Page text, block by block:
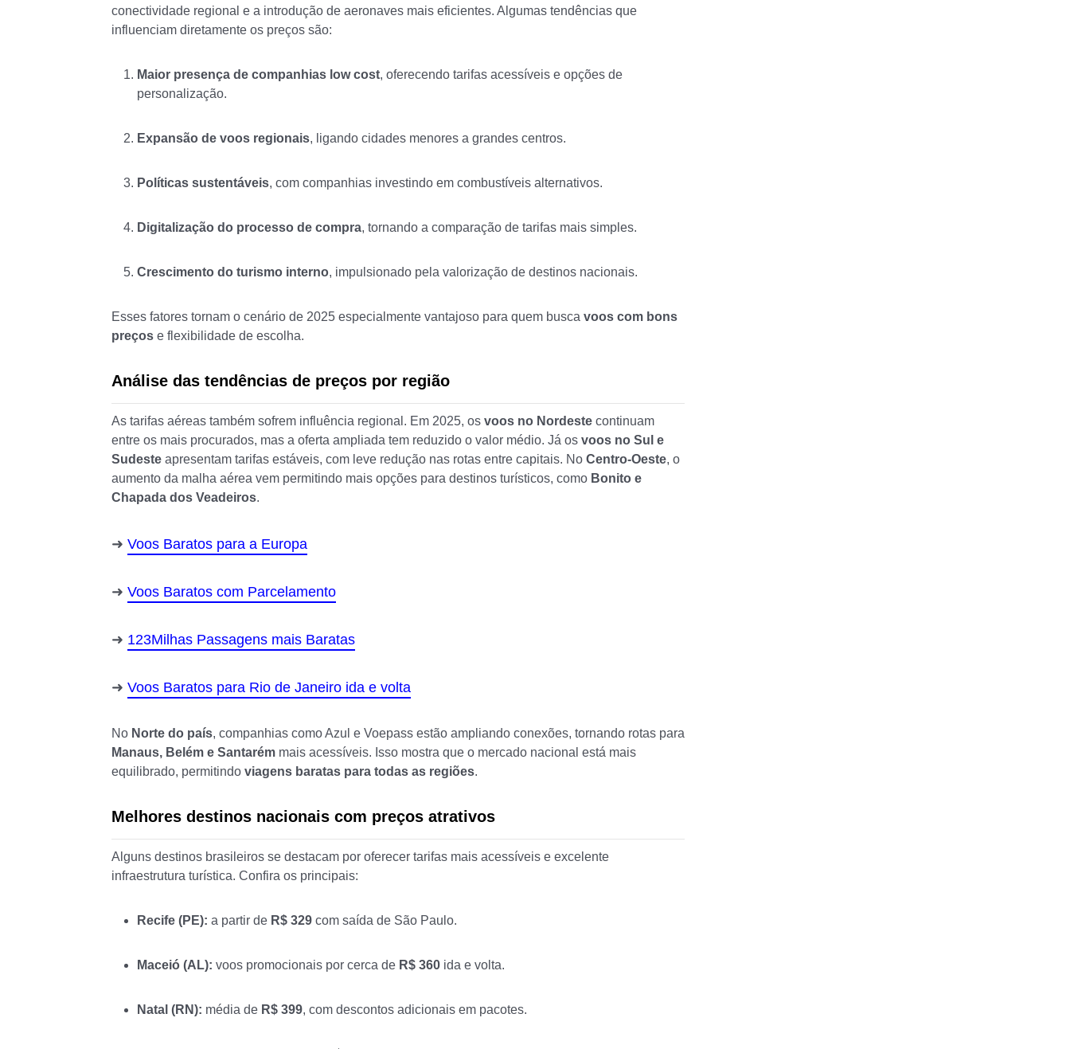
conectividade regional e a introdução de aeronaves mais eficientes. Algumas tendências que
influenciam diretamente os preços são:
Maior presença de companhias low cost, oferecendo tarifas acessíveis e opções de
personalização.
Expansão de voos regionais, ligando cidades menores a grandes centros.
Políticas sustentáveis, com companhias investindo em combustíveis alternativos.
Digitalização do processo de compra, tornando a comparação de tarifas mais simples.
Crescimento do turismo interno, impulsionado pela valorização de destinos nacionais.
Esses fatores tornam o cenário de 2025 especialmente vantajoso para quem busca voos com bons
preços e flexibilidade de escolha.
Análise das tendências de preços por região
As tarifas aéreas também sofrem influência regional. Em 2025, os voos no Nordeste continuam
entre os mais procurados, mas a oferta ampliada tem reduzido o valor médio. Já os voos no Sul e
Sudeste apresentam tarifas estáveis, com leve redução nas rotas entre capitais. No Centro-Oeste, o
aumento da malha aérea vem permitindo mais opções para destinos turísticos, como Bonito e
Chapada dos Veadeiros.
Voos Baratos para a Europa
Voos Baratos com Parcelamento
123Milhas Passagens mais Baratas
Voos Baratos para Rio de Janeiro ida e volta
No Norte do país, companhias como Azul e Voepass estão ampliando conexões, tornando rotas para
Manaus, Belém e Santarém mais acessíveis. Isso mostra que o mercado nacional está mais
equilibrado, permitindo viagens baratas para todas as regiões.
Melhores destinos nacionais com preços atrativos
Alguns destinos brasileiros se destacam por oferecer tarifas mais acessíveis e excelente
infraestrutura turística. Confira os principais:
Recife (PE): a partir de R$ 329 com saída de São Paulo.
Maceió (AL): voos promocionais por cerca de R$ 360 ida e volta.
Natal (RN): média de R$ 399, com descontos adicionais em pacotes.